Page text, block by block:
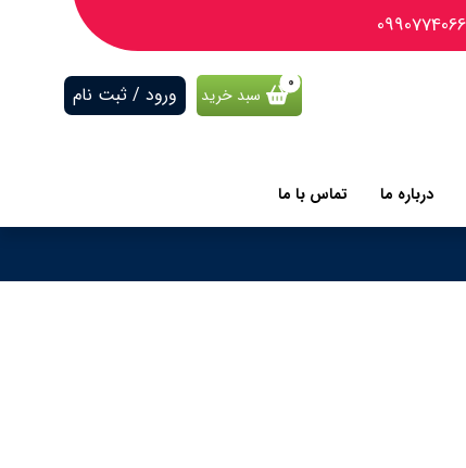
ورود / ثبت نام سبد خرید
درباره ما تماس با ما